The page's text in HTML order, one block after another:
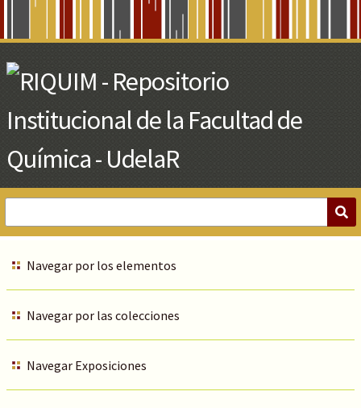
Main
Content
Navegar por los elementos
Navegar por las colecciones
Navegar Exposiciones